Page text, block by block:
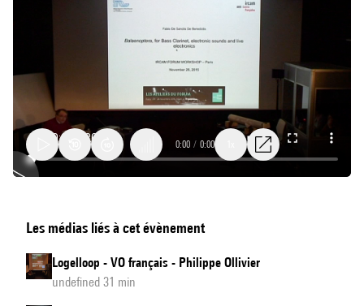
0:00 / 0:00
Les médias liés à cet évènement
Logelloop - VO français - Philippe Ollivier
undefined 31 min